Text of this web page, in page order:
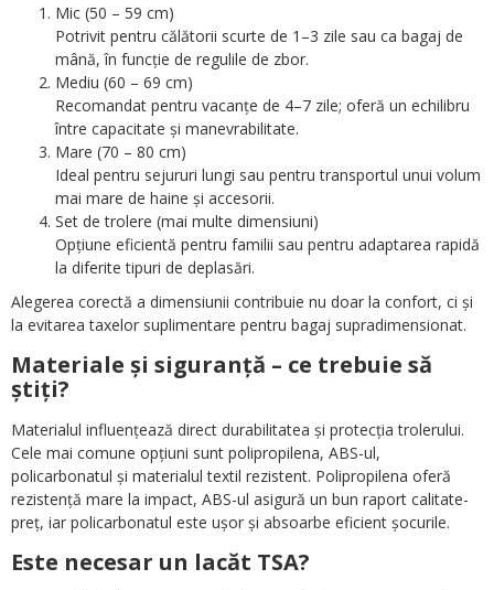
Mic (50 – 59 cm)
Potrivit pentru călătorii scurte de 1–3 zile sau ca bagaj de
mână, în funcție de regulile de zbor.
Mediu (60 – 69 cm)
Recomandat pentru vacanțe de 4–7 zile; oferă un echilibru
între capacitate și manevrabilitate.
Mare (70 – 80 cm)
Ideal pentru sejururi lungi sau pentru transportul unui volum
mai mare de haine și accesorii.
Set de trolere (mai multe dimensiuni)
Opțiune eficientă pentru familii sau pentru adaptarea rapidă
la diferite tipuri de deplasări.
Alegerea corectă a dimensiunii contribuie nu doar la confort, ci și
la evitarea taxelor suplimentare pentru bagaj supradimensionat.
Materiale și siguranță – ce trebuie să
știți?
Materialul influențează direct durabilitatea și protecția trolerului.
Cele mai comune opțiuni sunt polipropilena, ABS-ul,
policarbonatul și materialul textil rezistent. Polipropilena oferă
rezistență mare la impact, ABS-ul asigură un bun raport calitate-
preț, iar policarbonatul este ușor și absoarbe eficient șocurile.
Este necesar un lacăt TSA?